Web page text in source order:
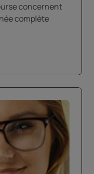
concernent
complète